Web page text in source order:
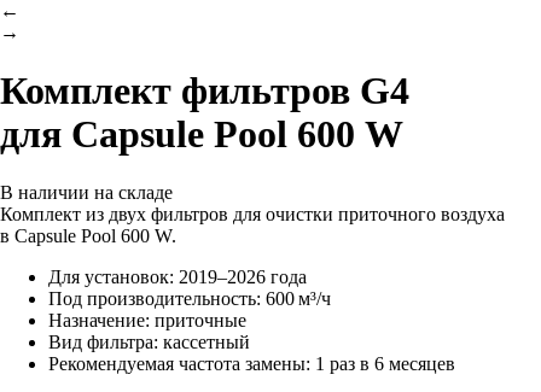
←
→
Комплект фильтров G4
для Capsule Pool 600 W
В наличии на складе
Комплект из двух фильтров для очистки приточного воздуха
в Capsule Pool 600 W.
Для установок: 2019–2026 года
Под производительность: 600 м³/ч
Назначение: приточные
Вид фильтра: кассетный
Рекомендуемая частота замены: 1 раз в 6 месяцев